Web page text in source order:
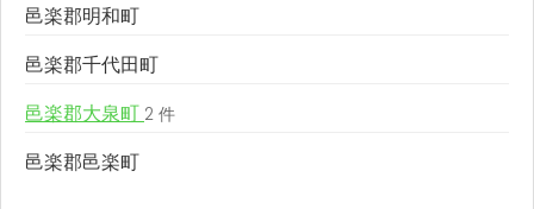
邑楽郡明和町
邑楽郡千代田町
邑楽郡大泉町 2 件
邑楽郡邑楽町